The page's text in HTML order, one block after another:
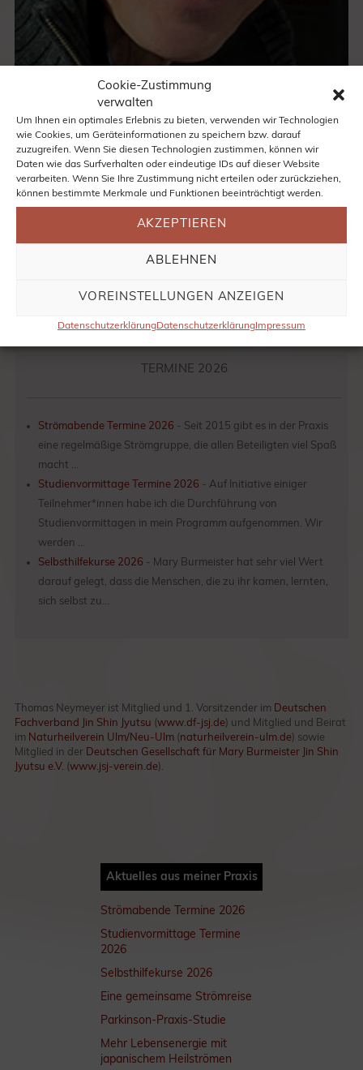
Cookie-Zustimmung
verwalten
Um Ihnen ein optimales Erlebnis zu bieten, verwenden wir Technologien
wie Cookies, um Geräteinformationen zu speichern bzw. darauf
zuzugreifen. Wenn Sie diesen Technologien zustimmen, können wir
Daten wie das Surfverhalten oder eindeutige IDs auf dieser Website
verarbeiten. Wenn Sie Ihre Zustimmung nicht erteilen oder zurückziehen,
können bestimmte Merkmale und Funktionen beeinträchtigt werden.
AKZEPTIEREN
ABLEHNEN
VOREINSTELLUNGEN ANZEIGEN
DatenschutzerklärungDatenschutzerklärung Impressum
ein vorhandenes energetisches Ungleichgewicht
Gleichgewicht von Körper, Geist und Seele wieder
TERMINE 2026
Strömabende Termine 2026 - Seit 2015 gibt es in der Praxis
eine regelmäßige Strömgruppe, die allen Beteiligten viel Spaß
macht ...
Studienvormittage Termine 2026 - Auf Initiative einiger
Teilnehmer*innen habe ich die Durchführung von
Studienvormittagen in mein Programm aufgenommen. Wir
werden ...
Selbsthilfekurse 2026 - Mary Burmeister hat sehr viel Wert
darauf gelegt, dass die Menschen, die zu ihr kamen, lernten,
sich selbst zu…
Thomas Neymeyer ist Mitglied und 1. Vorsitzender im Deutschen
Fachverband Jin Shin Jyutsu (www.df-jsj.de) und Mitglied und Beirat
im Naturheilverein Ulm/Neu-Ulm( naturheilverein-ulm.de) sowie
Mitglied in der Deutschen Gesellschaft für Mary Burmeister Jin Shin
Jyutsu e.V. (www.jsj-verein.de).
Aktuelles aus meiner Praxis
Strömabende Termine 2026
Studienvormittage Termine
2026
Selbsthilfekurse 2026
Eine gemeinsame Strömreise
Parkinson-Praxis-Studie
Mehr Lebensenergie mit
japanischem Heilströmen